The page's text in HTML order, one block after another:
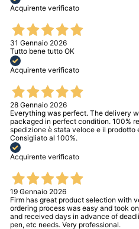
Acquirente verificato
31 Gennaio 2026
Tutto bene tutto OK
Acquirente verificato
28 Gennaio 2026
Everything was perfect. The delivery
packaged in perfect condition. 100%
spedizione è stata veloce e il
Consigliato al 100%.
Acquirente verificato
19 Gennaio 2026
Firm has great product selection with
ordering process was easy and took
and received days in advance of
pen, etc needs. Very professional.